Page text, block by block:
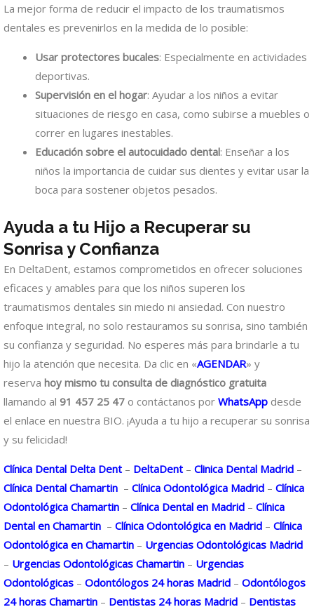
La mejor forma de reducir el impacto de los traumatismos
dentales es prevenirlos en la medida de lo posible:
Usar protectores bucales: Especialmente en actividades
deportivas.
Supervisión en el hogar: Ayudar a los niños a evitar
situaciones de riesgo en casa, como subirse a muebles o
correr en lugares inestables.
Educación sobre el autocuidado dental: Enseñar a los
niños la importancia de cuidar sus dientes y evitar usar la
boca para sostener objetos pesados.
Ayuda a tu Hijo a Recuperar su
Sonrisa y Confianza
En DeltaDent, estamos comprometidos en ofrecer soluciones
eficaces y amables para que los niños superen los
traumatismos dentales sin miedo ni ansiedad. Con nuestro
enfoque integral, no solo restauramos su sonrisa, sino también
su confianza y seguridad. No esperes más para brindarle a tu
hijo la atención que necesita. Da clic en «AGENDAR» y
reserva hoy mismo tu consulta de diagnóstico gratuita
llamando al 91 457 25 47 o contáctanos por WhatsApp desde
el enlace en nuestra BIO. ¡Ayuda a tu hijo a recuperar su sonrisa
y su felicidad!
Clínica Dental Delta Dent – DeltaDent – Clinica Dental Madrid –
Clínica Dental Chamartin – Clínica Odontológica Madrid – Clínica
Odontológica Chamartin – Clínica Dental en Madrid – Clínica
Dental en Chamartin – Clínica Odontológica en Madrid – Clínica
Odontológica en Chamartin – Urgencias Odontológicas Madrid
– Urgencias Odontológicas Chamartin – Urgencias
Odontológicas – Odontólogos 24 horas Madrid – Odontólogos
24 horas Chamartin – Dentistas 24 horas Madrid – Dentistas